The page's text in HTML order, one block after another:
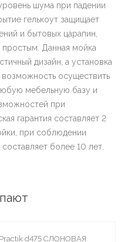
шума при падении
гелькоут защищает
и бытовых царапин,
простым. Данная мойка
дизайн, а установка
осуществить
мебельную базу и
при
гарантия составляет 2
при соблюдении
более 10 лет.
d475 СЛОНОВАЯ